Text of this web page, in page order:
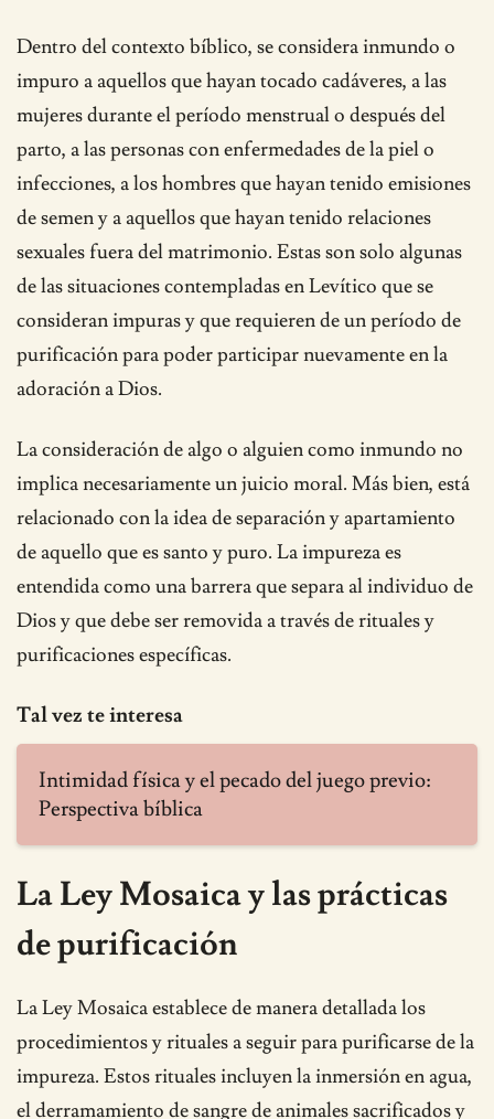
Dentro del contexto bíblico, se considera inmundo o
impuro a aquellos que hayan tocado cadáveres, a las
mujeres durante el período menstrual o después del
parto, a las personas con enfermedades de la piel o
infecciones, a los hombres que hayan tenido emisiones
de semen y a aquellos que hayan tenido relaciones
sexuales fuera del matrimonio. Estas son solo algunas
de las situaciones contempladas en Levítico que se
consideran impuras y que requieren de un período de
purificación para poder participar nuevamente en la
adoración a Dios.
La consideración de algo o alguien como inmundo no
implica necesariamente un juicio moral. Más bien, está
relacionado con la idea de separación y apartamiento
de aquello que es santo y puro. La impureza es
entendida como una barrera que separa al individuo de
Dios y que debe ser removida a través de rituales y
purificaciones específicas.
Tal vez te interesa
Intimidad física y el pecado del juego previo:
Perspectiva bíblica
La Ley Mosaica y las prácticas
de purificación
La Ley Mosaica establece de manera detallada los
procedimientos y rituales a seguir para purificarse de la
impureza. Estos rituales incluyen la inmersión en agua,
el derramamiento de sangre de animales sacrificados y